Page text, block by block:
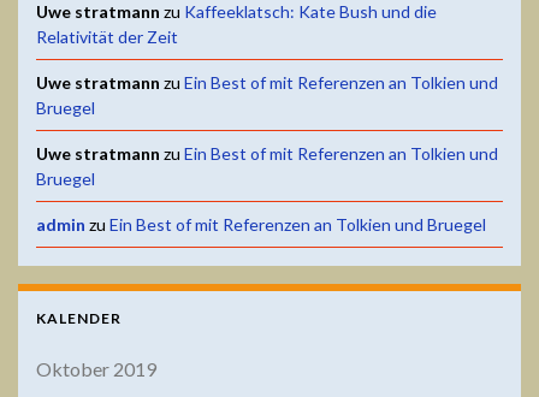
Uwe stratmann zu Kaffeeklatsch: Kate Bush und die
Relativität der Zeit
Uwe stratmann zu Ein Best of mit Referenzen an Tolkien und
Bruegel
Uwe stratmann zu Ein Best of mit Referenzen an Tolkien und
Bruegel
admin zu Ein Best of mit Referenzen an Tolkien und Bruegel
KALENDER
Oktober 2019